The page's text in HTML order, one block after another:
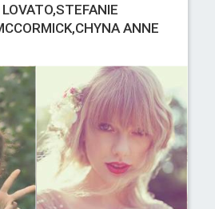
ANNE